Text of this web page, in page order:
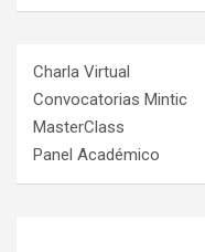
Charla Virtual
Convocatorias Mintic
MasterClass
Panel Académico